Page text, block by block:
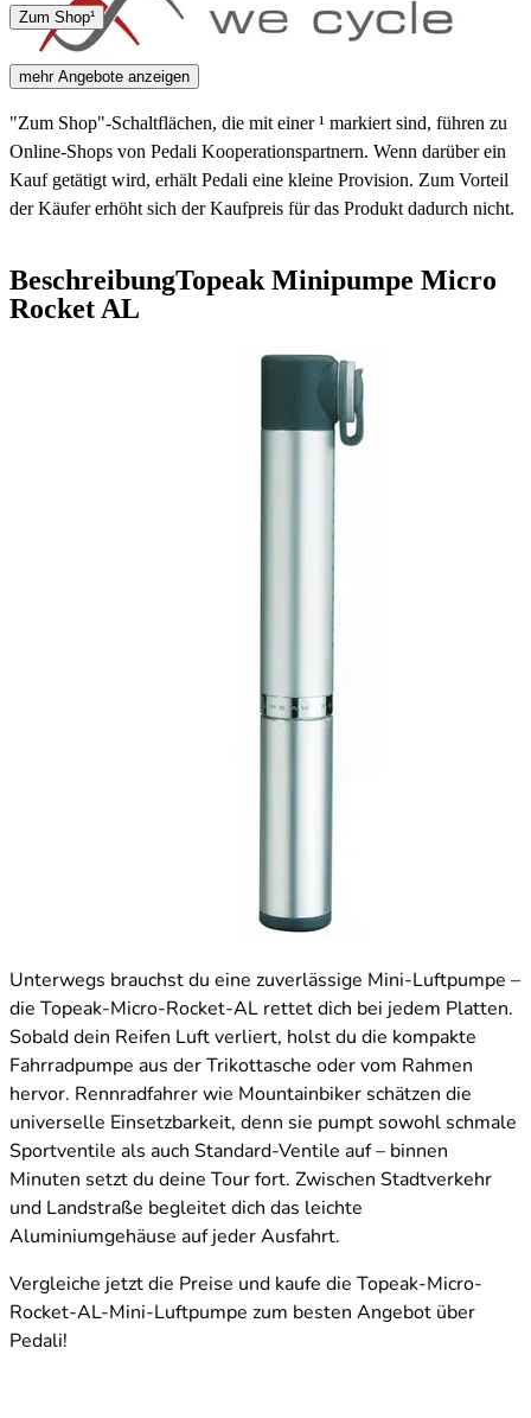
DPD
GLS
4 Tage
Zum Shop¹
mehr Angebote anzeigen
"Zum Shop"-Schaltflächen, die mit einer ¹ markiert sind, führen zu
Online-Shops von Pedali Kooperationspartnern. Wenn darüber ein
Kauf getätigt wird, erhält Pedali eine kleine Provision. Zum Vorteil
der Käufer erhöht sich der Kaufpreis für das Produkt dadurch nicht.
BeschreibungTopeak Minipumpe Micro
Rocket AL
Unterwegs brauchst du eine zuverlässige Mini-Luftpumpe –
die Topeak-Micro-Rocket-AL rettet dich bei jedem Platten.
Sobald dein Reifen Luft verliert, holst du die kompakte
Fahrradpumpe aus der Trikottasche oder vom Rahmen
hervor. Rennradfahrer wie Mountainbiker schätzen die
universelle Einsetzbarkeit, denn sie pumpt sowohl schmale
Sportventile als auch Standard-Ventile auf – binnen
Minuten setzt du deine Tour fort. Zwischen Stadtverkehr
und Landstraße begleitet dich das leichte
Aluminiumgehäuse auf jeder Ausfahrt.
Vergleiche jetzt die Preise und kaufe die Topeak-Micro-
Rocket-AL-Mini-Luftpumpe zum besten Angebot über
Pedali!